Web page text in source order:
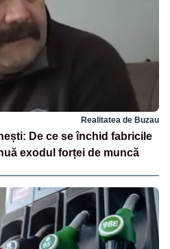
Realitatea de Buzau
De ce se închid fabricile
exodul forței de muncă